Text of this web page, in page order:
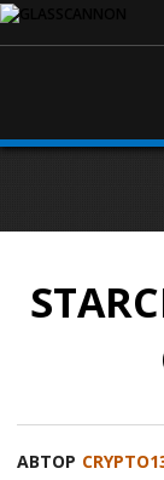
АВТОР